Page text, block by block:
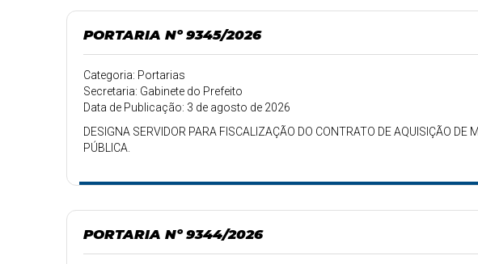
PORTARIA Nº 9345/2026
Categoria: Portarias
Secretaria: Gabinete do Prefeito
Data de Publicação: 3 de agosto de 2026
DESIGNA SERVIDOR PARA FISCALIZAÇÃO DO CONTRATO DE AQUISIÇÃO
PÚBLICA.
PORTARIA Nº 9344/2026